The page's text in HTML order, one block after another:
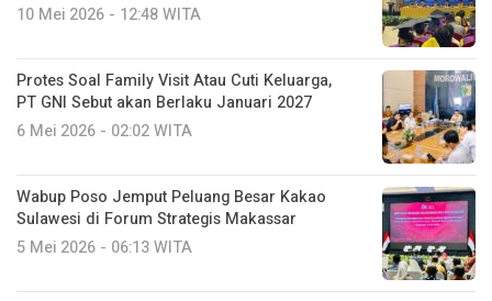
10 Mei 2026 - 12:48 WITA
Protes Soal Family Visit Atau Cuti Keluarga,
PT GNI Sebut akan Berlaku Januari 2027
6 Mei 2026 - 02:02 WITA
Wabup Poso Jemput Peluang Besar Kakao
Sulawesi di Forum Strategis Makassar
5 Mei 2026 - 06:13 WITA